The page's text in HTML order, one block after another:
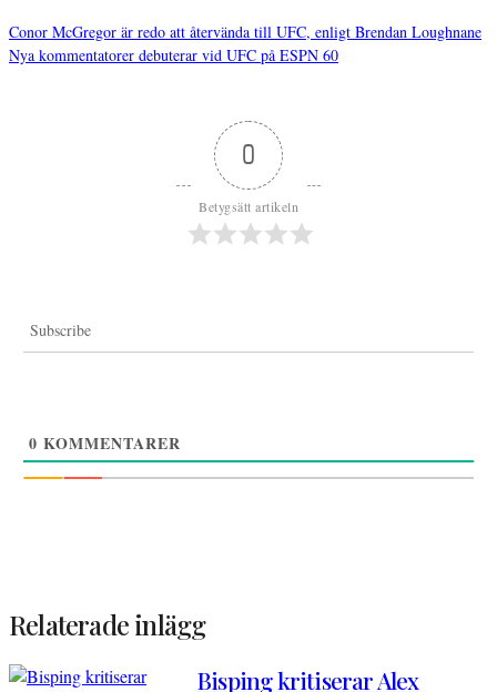
Conor McGregor är redo att återvända till UFC, enligt Brendan Loughnane
Nya kommentatorer debuterar vid UFC på ESPN 60
0
Betygsätt artikeln
Subscribe
0 KOMMENTARER
Relaterade inlägg
Bisping kritiserar Alex